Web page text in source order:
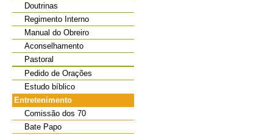
Doutrinas
Regimento Interno
Manual do Obreiro
Aconselhamento
Pastoral
Pedido de Orações
Estudo bíblico
Entretenimento
Comissão dos 70
Bate Papo